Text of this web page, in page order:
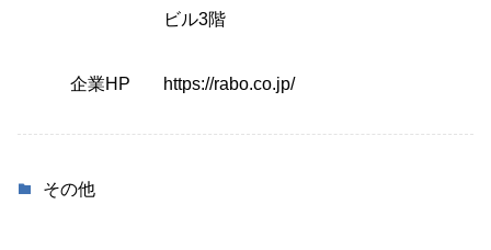
ビル3階
企業HP https://rabo.co.jp/
その他